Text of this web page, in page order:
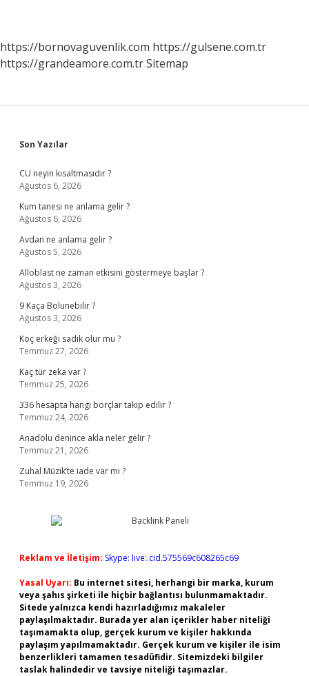
https://bornovaguvenlik.com https://gulsene.com.tr
https://grandeamore.com.trSitemap
Sidebar
Son Yazılar
CU neyin kısaltmasıdır ?
Ağustos 6, 2026
Kum tanesi ne anlama gelir ?
Ağustos 6, 2026
Avdan ne anlama gelir ?
Ağustos 5, 2026
Alloblast ne zaman etkisini göstermeye başlar ?
Ağustos 3, 2026
9 Kaça Bolunebilir ?
Ağustos 3, 2026
Koç erkeği sadık olur mu ?
Temmuz 27, 2026
Kaç tür zeka var ?
Temmuz 25, 2026
336 hesapta hangi borçlar takip edilir ?
Temmuz 24, 2026
Anadolu denince akla neler gelir ?
Temmuz 21, 2026
Zuhal Müzik’te iade var mı ?
Temmuz 19, 2026
Reklam ve İletişim: Skype: live:.cid.575569c608265c69
Yasal Uyarı: Bu internet sitesi, herhangi bir marka, kurum
veya şahıs şirketi ile hiçbir bağlantısı bulunmamaktadır.
Sitede yalnızca kendi hazırladığımız makaleler
paylaşılmaktadır. Burada yer alan içerikler haber niteliği
taşımamakta olup, gerçek kurum ve kişiler hakkında
paylaşım yapılmamaktadır. Gerçek kurum ve kişiler ile isim
benzerlikleri tamamen tesadüfidir. Sitemizdeki bilgiler
taslak halindedir ve tavsiye niteliği taşımazlar.